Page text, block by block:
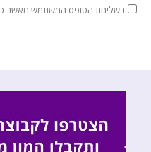
בשליחת הטופס המשתמש מאשר